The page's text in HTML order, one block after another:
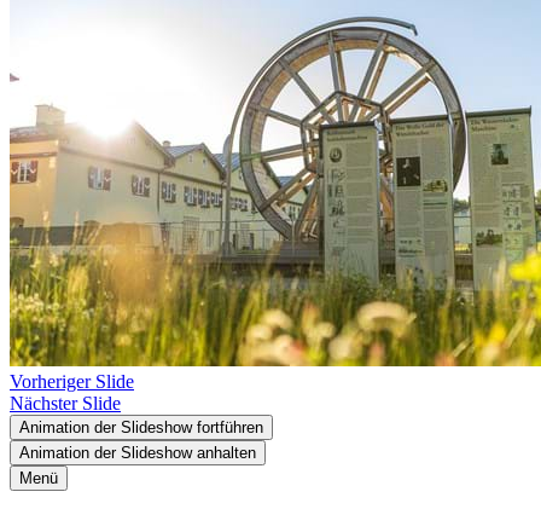
Vorheriger Slide
Nächster Slide
Animation der Slideshow fortführen
Animation der Slideshow anhalten
Menü